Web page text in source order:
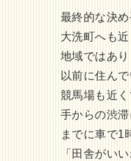
最終的な決
大洗町へも
地域ではあ
以前に住ん
競馬場も近
手からの渋
までに車で1
「田舎がい